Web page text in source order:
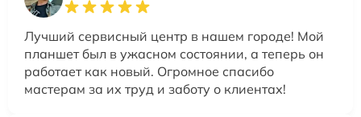
Лучший сервисный центр в нашем городе! Мой
планшет был в ужасном состоянии, а теперь он
работает как новый. Огромное спасибо
мастерам за их труд и заботу о клиентах!